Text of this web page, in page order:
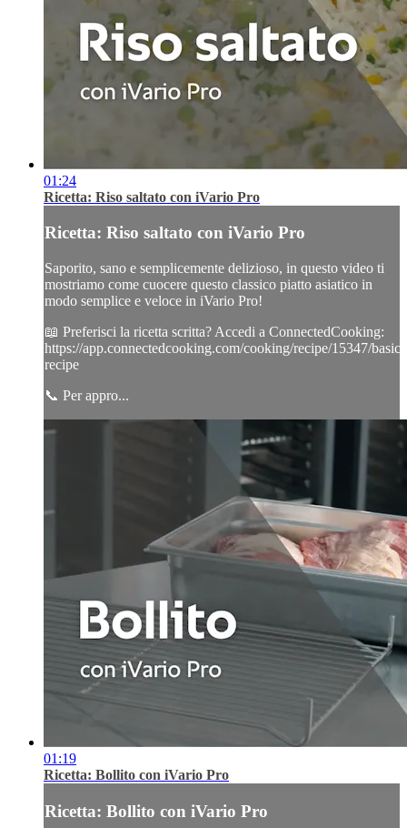
01:24
Ricetta: Riso saltato con iVario Pro
Ricetta: Riso saltato con iVario Pro
Saporito, sano e semplicemente delizioso, in questo video ti
mostriamo come cuocere questo classico piatto asiatico in
modo semplice e veloce in iVario Pro!
📖 Preferisci la ricetta scritta? Accedi a ConnectedCooking:
https://app.connectedcooking.com/cooking/recipe/15347/basic-
recipe
📞 Per appro...
01:19
Ricetta: Bollito con iVario Pro
Ricetta: Bollito con iVario Pro